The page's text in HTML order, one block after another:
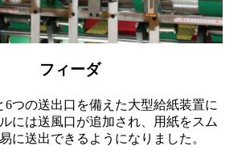
フィーダ
6つの送出口を備えた大型給紙装置に
には送風口が追加され、用紙をスム
に送出できるようになりました。